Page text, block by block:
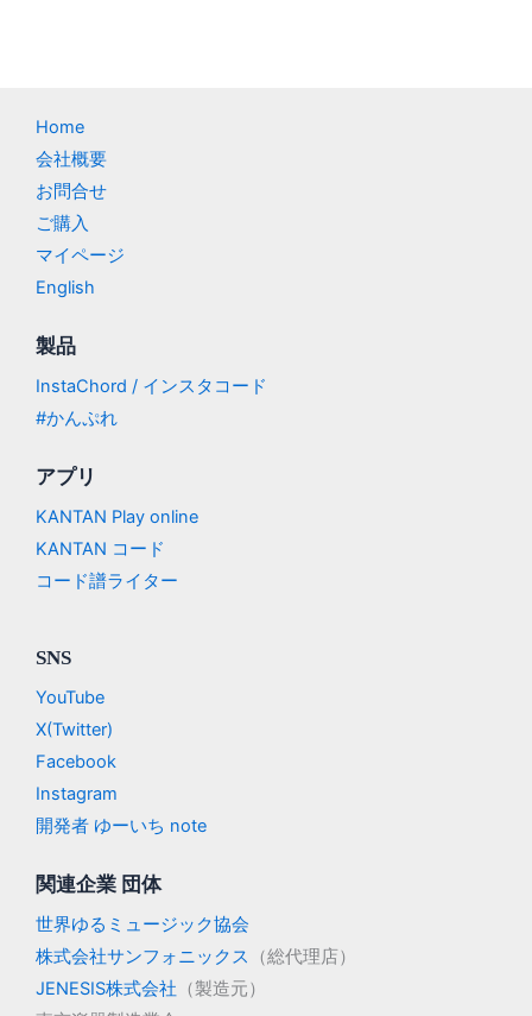
Home
会社概要
お問合せ
ご購入
マイページ
English
製品
InstaChord / インスタコード
#かんぷれ
アプリ
KANTAN Play online
KANTAN コード
コード譜ライター
SNS
YouTube
X(Twitter)
Facebook
Instagram
開発者 ゆーいち note
関連企業 団体
世界ゆるミュージック協会
株式会社サンフォニックス
（総代理店）
JENESIS株式会社 （製造元）